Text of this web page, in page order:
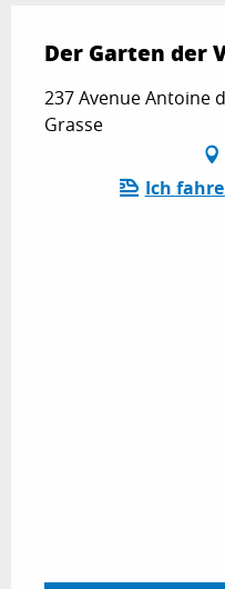
Der Garten der
237 Avenue Antoine
Grasse
Ich